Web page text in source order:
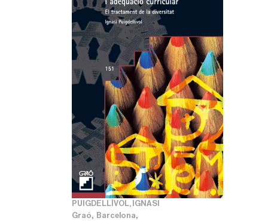
PUIGDELLÍVOL, IGNASI
Graó, Barcelona,